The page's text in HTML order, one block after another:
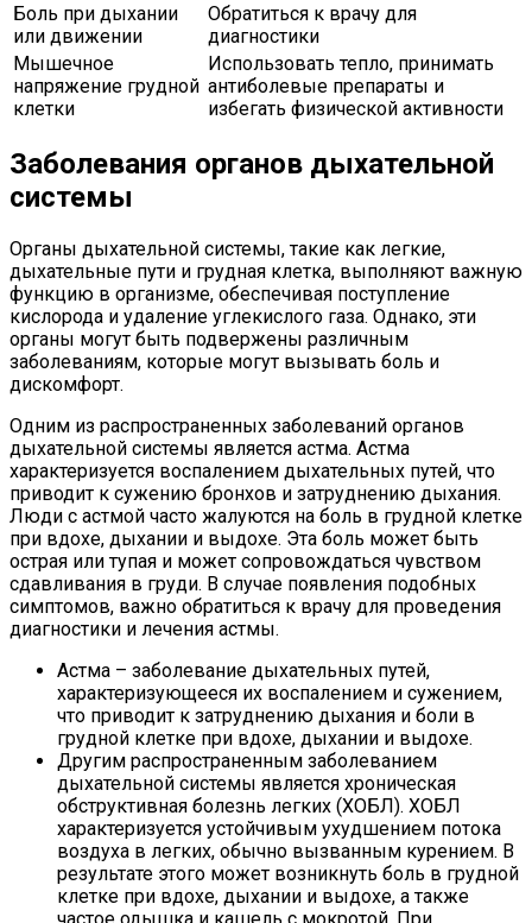
Боль при дыхании
или движении
Обратиться к врачу для
диагностики
Мышечное
напряжение грудной
клетки
Использовать тепло, принимать
антиболевые препараты и
избегать физической активности
Заболевания органов дыхательной
системы
Органы дыхательной системы, такие как легкие,
дыхательные пути и грудная клетка, выполняют важную
функцию в организме, обеспечивая поступление
кислорода и удаление углекислого газа. Однако, эти
органы могут быть подвержены различным
заболеваниям, которые могут вызывать боль и
дискомфорт.
Одним из распространенных заболеваний органов
дыхательной системы является астма. Астма
характеризуется воспалением дыхательных путей, что
приводит к сужению бронхов и затруднению дыхания.
Люди с астмой часто жалуются на боль в грудной клетке
при вдохе, дыхании и выдохе. Эта боль может быть
острая или тупая и может сопровождаться чувством
сдавливания в груди. В случае появления подобных
симптомов, важно обратиться к врачу для проведения
диагностики и лечения астмы.
Астма – заболевание дыхательных путей,
характеризующееся их воспалением и сужением,
что приводит к затруднению дыхания и боли в
грудной клетке при вдохе, дыхании и выдохе.
Другим распространенным заболеванием
дыхательной системы является хроническая
обструктивная болезнь легких (ХОБЛ). ХОБЛ
характеризуется устойчивым ухудшением потока
воздуха в легких, обычно вызванным курением. В
результате этого может возникнуть боль в грудной
клетке при вдохе, дыхании и выдохе, а также